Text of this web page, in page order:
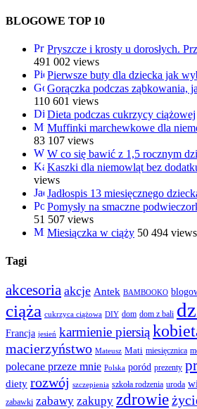
BLOGOWE TOP 10
Pryszcze i krosty u dorosłych.
491 002 views
Pierwsze buty dla dziecka jak
Gorączka podczas ząbkowania,
110 601 views
Dieta podczas cukrzycy ciążowej
Muffinki marchewkowe dla
83 107 views
W co się bawić z 1,5 rocznym
Kaszki dla niemowląt bez
views
Jadłospis 13 miesięcznego
Pomysły na smaczne
51 507 views
Miesiączka w ciąży 50 494 views
Tagi
akcesoria akcje Antek BAMBOOKO
ciąża cukrzyca ciążowa DIY dom dom z bali
Francja jesień karmienie piersią
macierzyństwo Mateusz Mati miesięcznica
polecane przeze mnie Polska poród prezenty
diety rozwój szczepienia szkoła rodzenia uroda
zabawki zabawy zakupy zdrowie